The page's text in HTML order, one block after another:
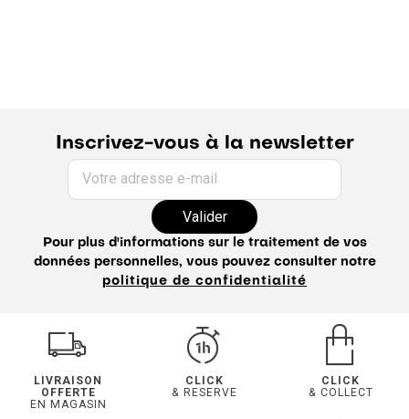
Inscrivez-vous à la newsletter
Votre adresse e-mail
Valider
Pour plus d'informations sur le traitement de vos
données personnelles, vous pouvez consulter notre
politique de confidentialité
LIVRAISON
OFFERTE
EN MAGASIN
CLICK
& RESERVE
CLICK
& COLLECT